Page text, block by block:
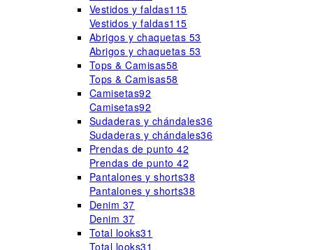
Vestidos y faldas115
Vestidos y faldas115
Abrigos y chaquetas 53
Abrigos y chaquetas 53
Tops & Camisas58
Tops & Camisas58
Camisetas92
Camisetas92
Sudaderas y chándales36
Sudaderas y chándales36
Prendas de punto42
Prendas de punto42
Pantalones y shorts38
Pantalones y shorts38
Denim 37
Denim 37
Total looks31
Total looks31